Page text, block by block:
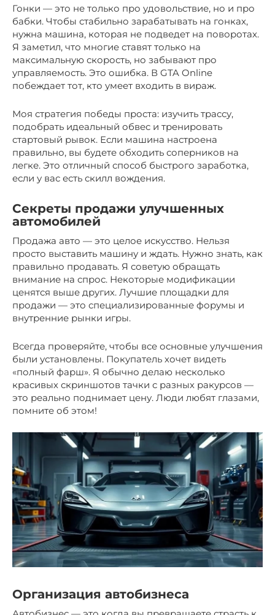
Гонки — это не только про удовольствие, но и про
бабки. Чтобы стабильно зарабатывать на гонках,
нужна машина, которая не подведет на поворотах.
Я заметил, что многие ставят только на
максимальную скорость, но забывают про
управляемость. Это ошибка. В GTA Online
побеждает тот, кто умеет входить в вираж.
Моя стратегия победы проста: изучить трассу,
подобрать идеальный обвес и тренировать
стартовый рывок. Если машина настроена
правильно, вы будете обходить соперников на
легке. Это отличный способ быстрого заработка,
если у вас есть скилл вождения.
Секреты продажи улучшенных
автомобилей
Продажа авто — это целое искусство. Нельзя
просто выставить машину и ждать. Нужно знать, как
правильно продавать. Я советую обращать
внимание на спрос. Некоторые модификации
ценятся выше других. Лучшие площадки для
продажи — это специализированные форумы и
внутренние рынки игры.
Всегда проверяйте, чтобы все основные улучшения
были установлены. Покупатель хочет видеть
«полный фарш». Я обычно делаю несколько
красивых скриншотов тачки с разных ракурсов —
это реально поднимает цену. Люди любят глазами,
помните об этом!
Организация автобизнеса